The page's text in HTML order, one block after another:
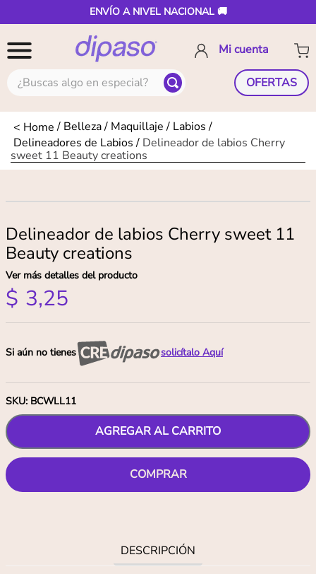
ENVÍO A NIVEL NACIONAL 🚚
¿Buscas algo en especial? OFERTAS
Belleza Maquillaje
Labios
Delineadores de Labios
Delineador de labios Cherry
sweet 11 Beauty creations
Delineador de labios Cherry sweet 11
Beauty creations
Ver más detalles del producto
$ 3,25
Si aún no tienes solicítalo Aquí
SKU: BCWLL11
AGREGAR AL CARRITO
COMPRAR
DESCRIPCIÓN